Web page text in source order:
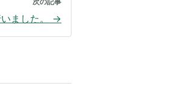
ました。 →